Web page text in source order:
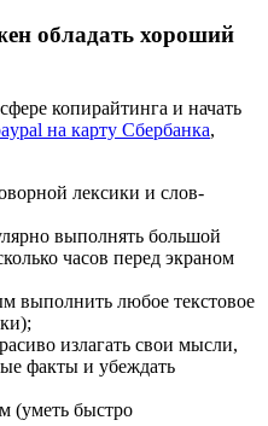
обладать хороший
копирайтинга и начать
на карту Сбербанка,
лексики и слов-
выполнять большой
часов перед экраном
выполнить любое текстовое
излагать свои мысли,
факты и убеждать
(уметь быстро